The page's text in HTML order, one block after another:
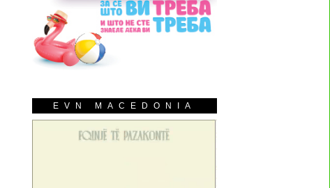
EVN MACEDONIA